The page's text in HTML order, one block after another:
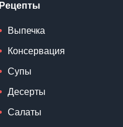
Рецепты
Выпечка
Консервация
Супы
Десерты
Салаты